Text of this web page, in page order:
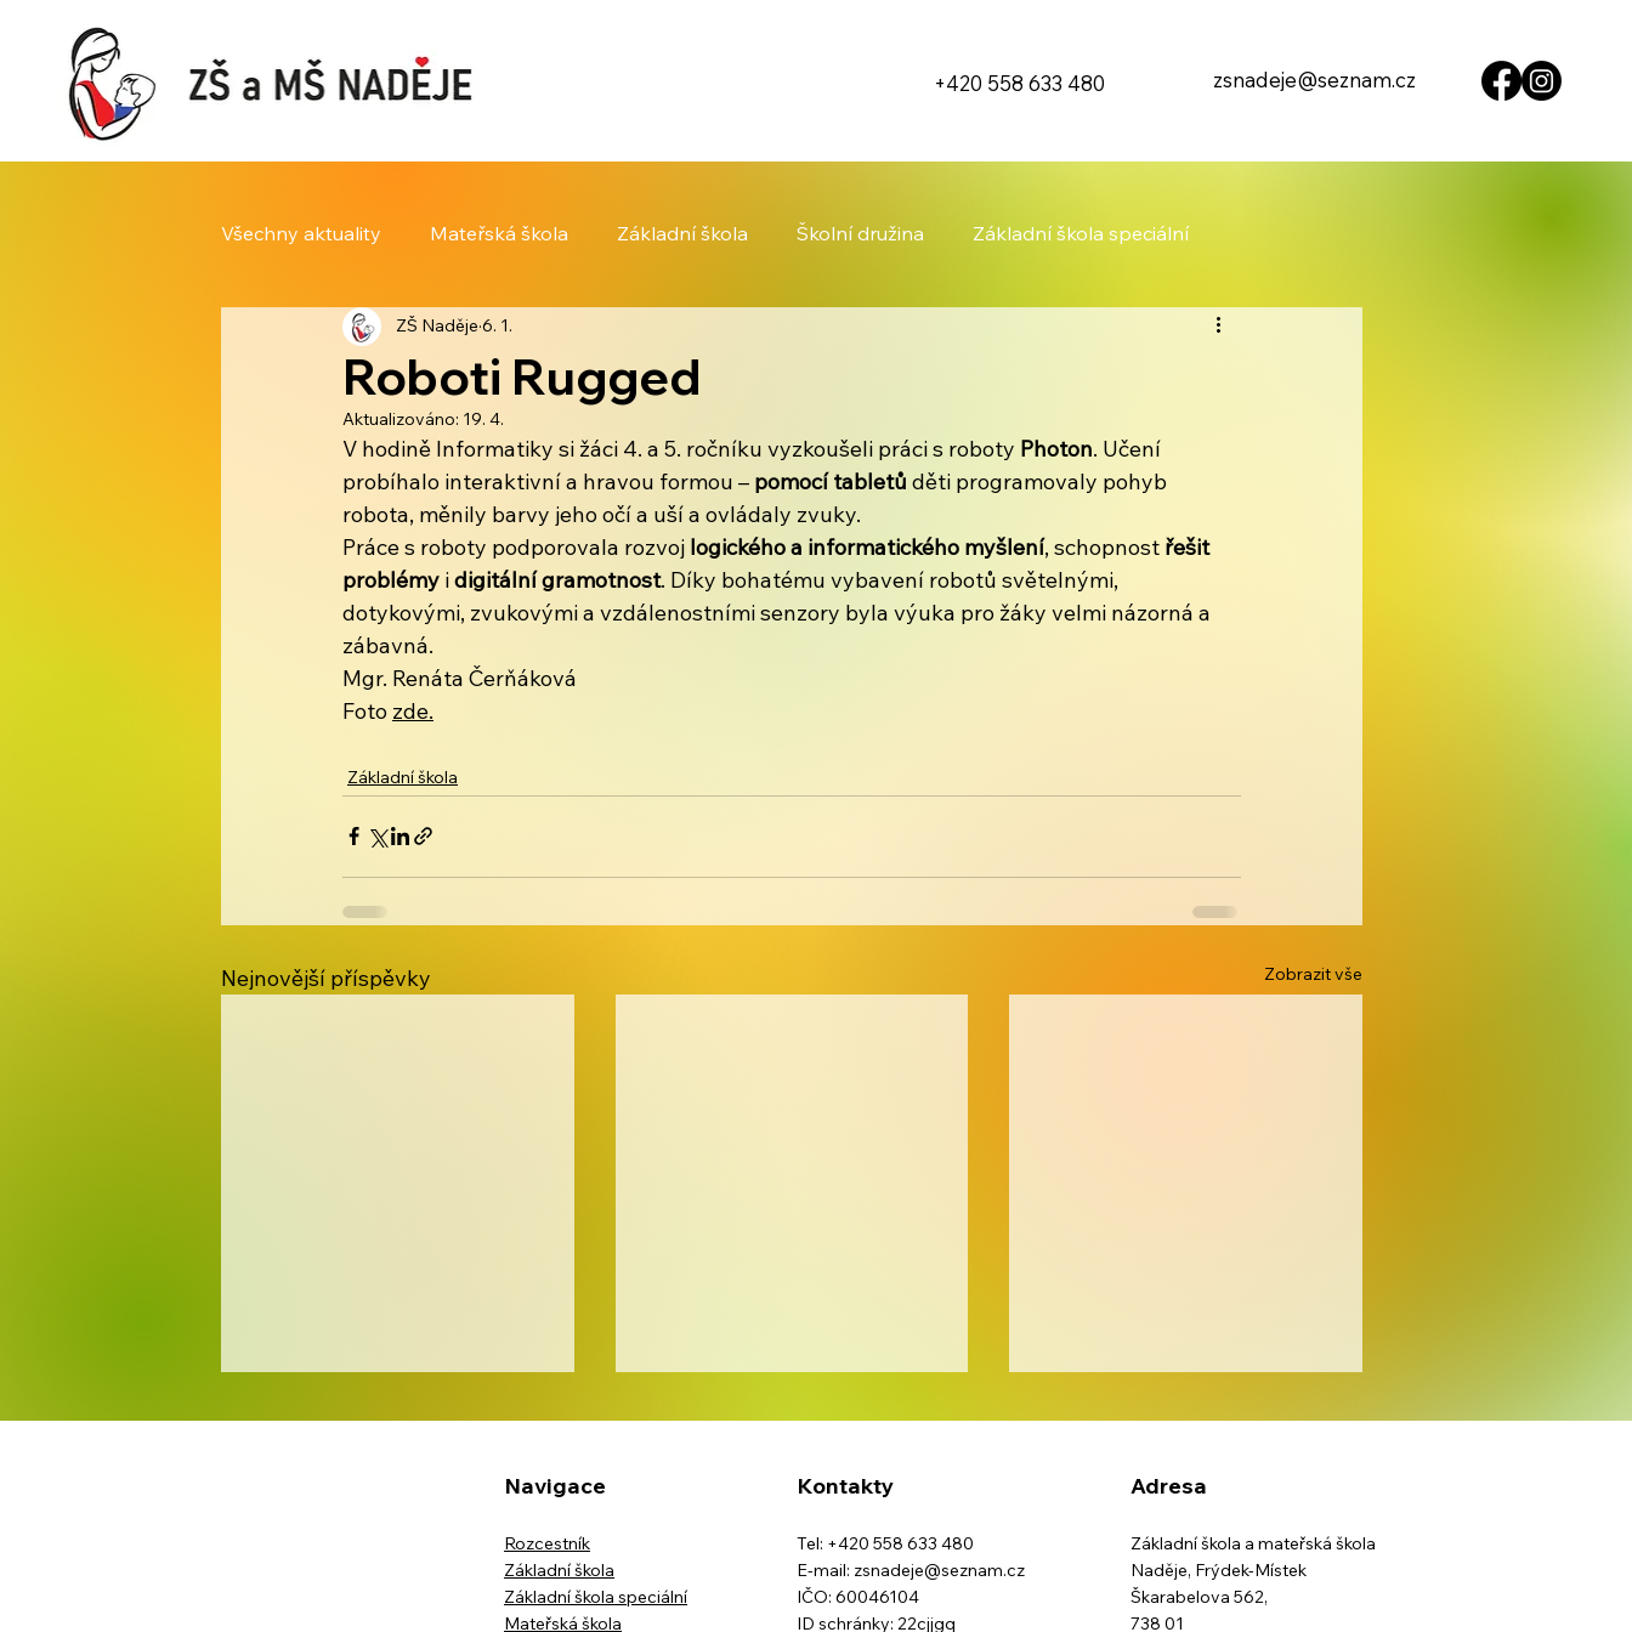
+420 558 633 480 zsnadeje@seznam.cz
Všechny aktuality Mateřská škola Základní škola Školní družina Základní škola speciální
Roboti Rugged
ZŠ Naděje 6. 1.
Aktualizováno: 19. 4.
V hodině Informatiky si žáci 4. a 5. ročníku vyzkoušeli práci s roboty Photon. Učení
probíhalo interaktivní a hravou formou – pomocí tabletů děti programovaly pohyb
robota, měnily barvy jeho očí a uší a ovládaly zvuky.
Práce s roboty podporovala rozvoj logického a informatického myšlení, schopnost řešit
problémy i digitální gramotnost. Díky bohatému vybavení robotů světelnými,
dotykovými, zvukovými a vzdálenostními senzory byla výuka pro žáky velmi názorná a
zábavná.
Mgr. Renáta Čerňáková
Foto zde.
Základní škola
Nejnovější příspěvky Zobrazit vše
Školní výlet třídy IX.B na
Navigace
Rozcestník
Základní škola
Základní škola speciální
Mateřská škola
Kontakty
Tel: +420 558 633 480
E-mail: zsnadeje@seznam.cz
IČO: 60046104
ID schránky: 22cjjgq
Adresa
Základní škola a mateřská škola
Naděje, Frýdek-Místek
Škarabelova 562,
738 01